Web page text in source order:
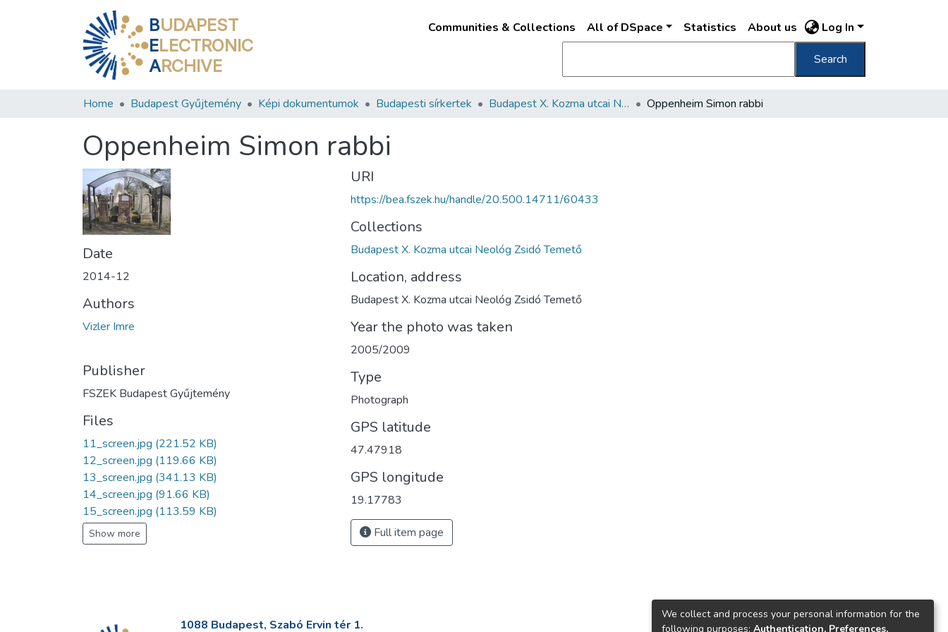
BUDAPEST
ELECTRONIC
ARCHIVE
Communities & Collections All of DSpace Statistics About us Log In
Search
Home Budapest Gyűjtemény Képi dokumentumok Budapesti sírkertek Budapest X. Kozma utcai Neológ Zsidó Temető Oppenheim Simon rabbi
Oppenheim Simon rabbi
Date
2014-12
Authors
Vizler Imre
Publisher
FSZEK Budapest Gyűjtemény
Files
11_screen.jpg (221.52 KB)
12_screen.jpg (119.66 KB)
13_screen.jpg (341.13 KB)
14_screen.jpg (91.66 KB)
15_screen.jpg (113.59 KB)
Show more
URI
https://bea.fszek.hu/handle/20.500.14711/60433
Collections
Budapest X. Kozma utcai Neológ Zsidó Temető
Location, address
Budapest X. Kozma utcai Neológ Zsidó Temető
Year the photo was taken
2005/2009
Type
Photograph
GPS latitude
47.47918
GPS longitude
19.17783
Full item page
1088 Budapest, Szabó Ervin tér 1.
We collect and process your personal information for the
following purposes: Authentication, Preferences,